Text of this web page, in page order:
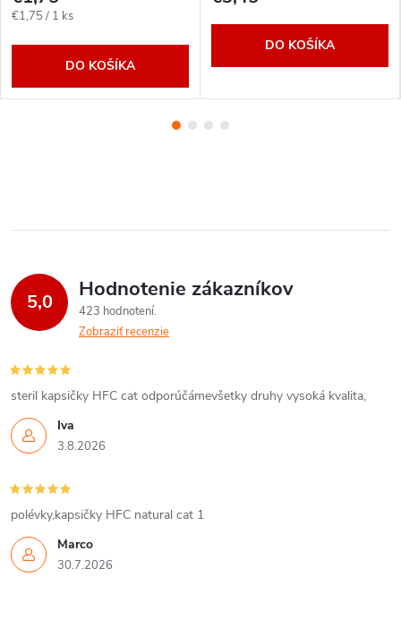
Jednotková
€1,75 / 1 ks
DO KOŠÍKA
DO KOŠÍKA
5,0 Hodnotenie zákazníkov
423 hodnotení
Zobraziť recenzie
Iva
3.8.2026
steril kapsičky HFC cat odporúčámevšetky druhy vysoká kvalita,
Marco
30.7.2026
polévky,kapsičky HFC natural cat 1